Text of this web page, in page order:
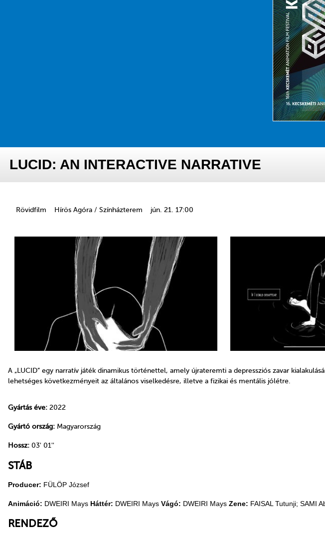
LUCID: AN INTERACTIVE NARRATIVE
Rövidfilm Hírös Agóra / Színházterem jún. 21. 17:00
A „LUCID” egy narratív játék dinamikus történettel, amely újrateremti a depressziós zavar
lehetséges következményeit az általános viselkedésre, illetve a fizikai és mentális jólétre.
Gyártás éve: 2022
Gyártó ország: Magyarország
Hossz: 03' 01''
STÁB
Producer: FÜLÖP József
Animáció: DWEIRI Mays Háttér: DWEIRI Mays Vágó: DWEIRI Mays Zene: FAISAL Tutunji; SAMI
RENDEZŐ